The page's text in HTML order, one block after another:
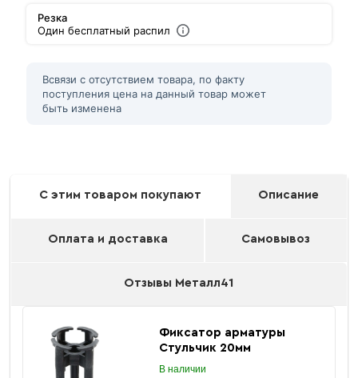
Резка
Один бесплатный распил
Всвязи с отсутствием товара, по факту
поступления цена на данный товар может
быть изменена
С этим товаром покупают Описание
Оплата и доставка Самовывоз
Отзывы Металл41
Фиксатор арматуры
Стульчик 20мм
В наличии